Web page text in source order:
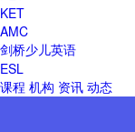
KET
AMC
剑桥少儿英语
ESL
课程 机构 资讯 动态